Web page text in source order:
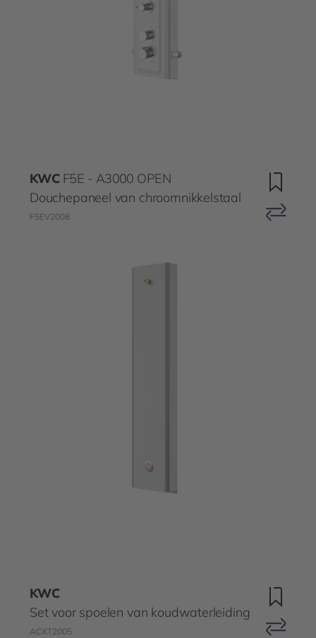
KWC F5E - A3000 OPEN
Douchepaneel van chroomnikkelstaal
F5EV2008
KWC
Set voor spoelen van koudwaterleiding
ACXT2005